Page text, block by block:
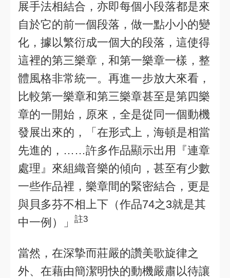
展手法相結合，亦即每個小段落都是來
自於它的前一個段落，做一點小小的變
化，據以繁衍成一個大的段落，這使得
這裡的第三樂章，和第一樂章一樣，整
體風格非常統一。再進一步放大來看，
比較第一樂章和第三樂章甚至是第四樂
章的一開始，原來，全是從同一個動機
發展出來的，「在形式上，海頓是相當
先進的，……許多作品顯示出用『連章
處理』來組織音樂的傾向，甚至有少數
一些作品裡，樂章間的緊密結合，更是
與貝多芬不相上下（作品74之3就是其
中一例）」
註3
當然，在深摯而莊嚴的讚美歌旋律之
外、在藉由簡潔明快的動機嚴肅以待讓